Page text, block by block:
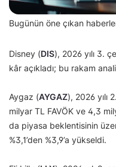
Bugünün öne çıkan
Disney (DIS), 2026 yılı 3.
kâr açıkladı; bu rakam
Aygaz (AYGAZ), 2026 yılı
milyar TL FAVÖK ve 4,3
da piyasa beklentisinin
%3,1’den %3,9’a yükseldi.